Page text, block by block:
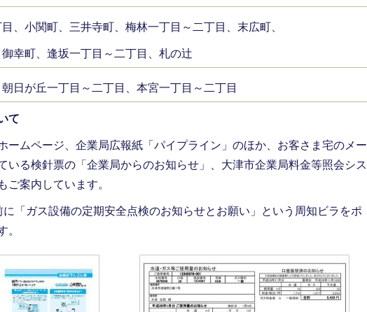
、小関町、三井寺町、梅林一丁目～二丁目、末広町、
幸町、逢坂一丁目～二丁目、札の辻
日が丘一丁目～二丁目、本宮一丁目～二丁目
て
ームページ、企業局広報紙「パイプライン」のほか、お客さま宅のメー
いる検針票の「企業局からのお知らせ」、大津市企業局料金等照会シス
ご案内しています。
に「ガス設備の定期安全点検のお知らせとお願い」という周知ビラをポ
。